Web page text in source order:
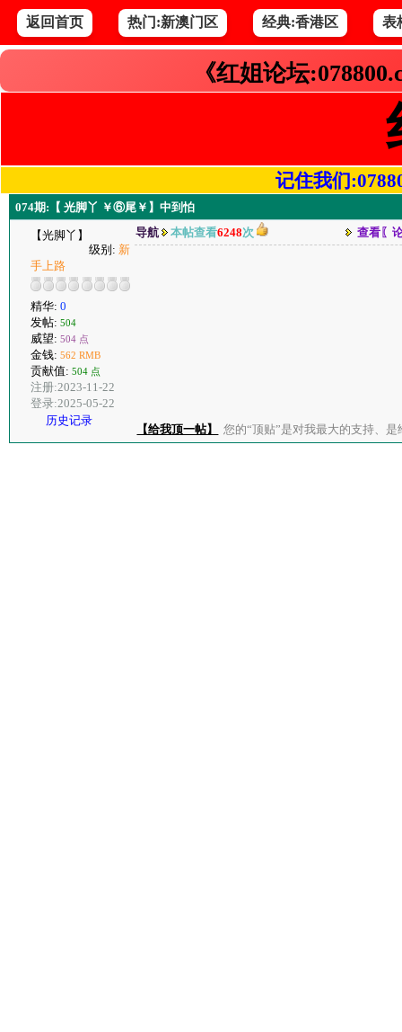
返回首页 热门:新澳门区 经典:香港区 表
《红姐论坛
记住我们
074期:【 光脚丫 ￥⑥尾￥】中到怕
【光脚丫】
级别: 新
手上路
精华: 0
发帖: 504
威望: 504 点
金钱: 562 RMB
贡献值: 504 点
注册:2023-11-22
登录:2025-05-22
历史记录
导航 本帖查看6248次 查看〖
【给我顶一帖】 您的“顶贴”是对我最大的支持、